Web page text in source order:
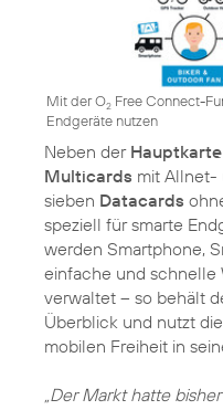
Mit der O2 Free Connect-
Endgeräte nutzen
Neben der Hauptkarte
Multicards mit Allnet-
sieben Datacards
speziell für smarte
werden Smartphone,
einfache und schnelle
verwaltet – so behält
Überblick und nutzt
mobilen Freiheit in
„Der Markt hatte